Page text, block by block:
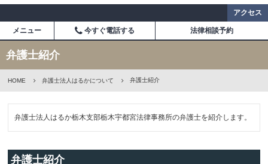
アクセス
メニュー 今すぐ電話する 法律相談予約
弁護士紹介
HOME 弁護士法人はるかについて 弁護士紹介
弁護士法人はるか栃木支部栃木宇都宮法律事務所の弁護士を紹介します。
弁護士紹介